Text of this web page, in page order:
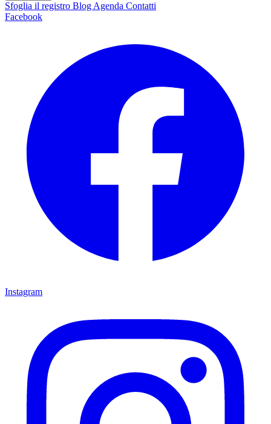
Sfoglia il registro Blog Agenda Contatti
Facebook
Instagram